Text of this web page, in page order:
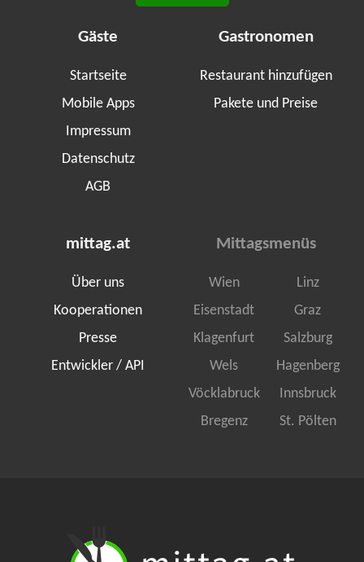
Gäste
Startseite
Mobile Apps
Impressum
Datenschutz
AGB
Gastronomen
Restaurant hinzufügen
Pakete und Preise
mittag.at
Über uns
Kooperationen
Presse
Entwickler / API
Mittagsmenüs
Wien
Linz
Eisenstadt
Graz
Klagenfurt
Salzburg
Wels
Hagenberg
Vöcklabruck
Innsbruck
Bregenz
St. Pölten